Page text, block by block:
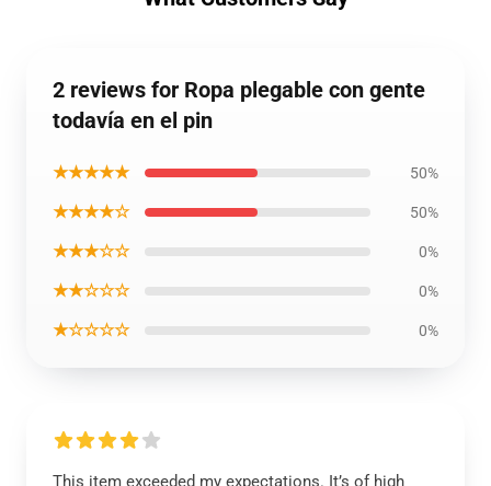
2 reviews for Ropa plegable con gente
todavía en el pin
★★★★★ 50%
★★★★☆ 50%
★★★☆☆ 0%
★★☆☆☆ 0%
★☆☆☆☆ 0%
This item exceeded my expectations. It’s of high